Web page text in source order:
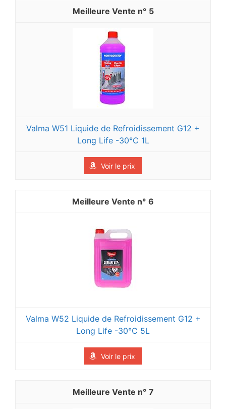
5
Valma W51 Liquide de Refroidissement G12 +
Long Life -30°C 1L
Voir le prix
6
Valma W52 Liquide de Refroidissement G12 +
Long Life -30°C 5L
Voir le prix
7